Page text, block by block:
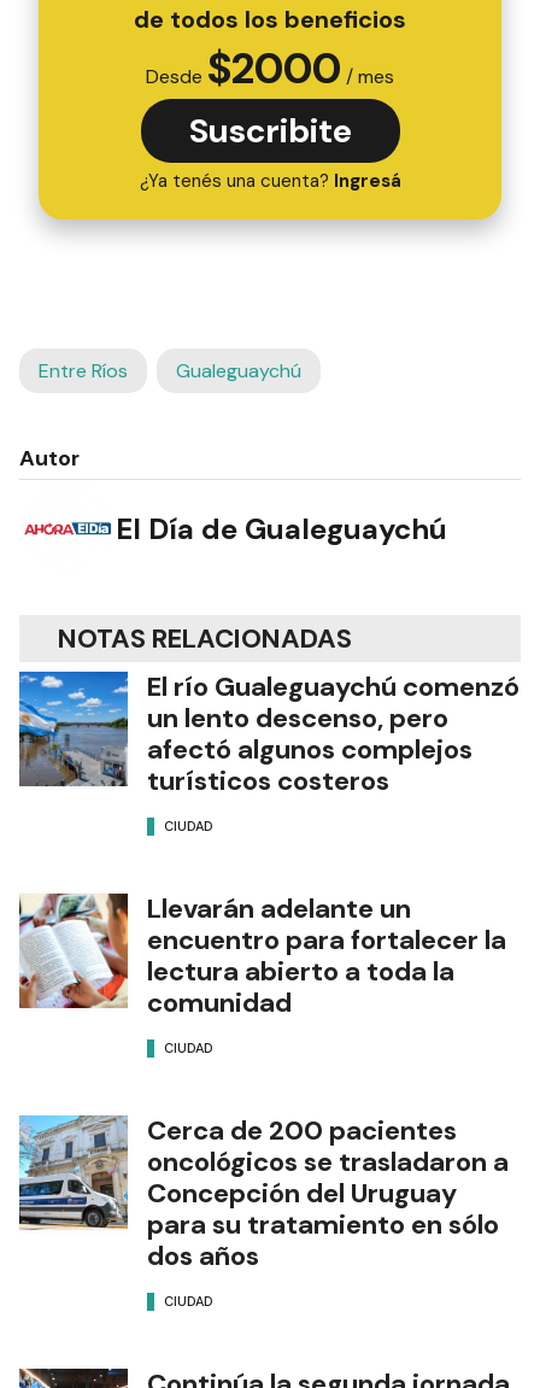
de todos los beneficios
Desde $2000 / mes
Suscribite
¿Ya tenés una cuenta? Ingresá
Entre Ríos Gualeguaychú
Autor
El Día de Gualeguaychú
NOTAS RELACIONADAS
El río Gualeguaychú comenzó
un lento descenso, pero
afectó algunos complejos
turísticos costeros
CIUDAD
Llevarán adelante un
encuentro para fortalecer la
lectura abierto a toda la
comunidad
CIUDAD
Cerca de 200 pacientes
oncológicos se trasladaron a
Concepción del Uruguay
para su tratamiento en sólo
dos años
CIUDAD